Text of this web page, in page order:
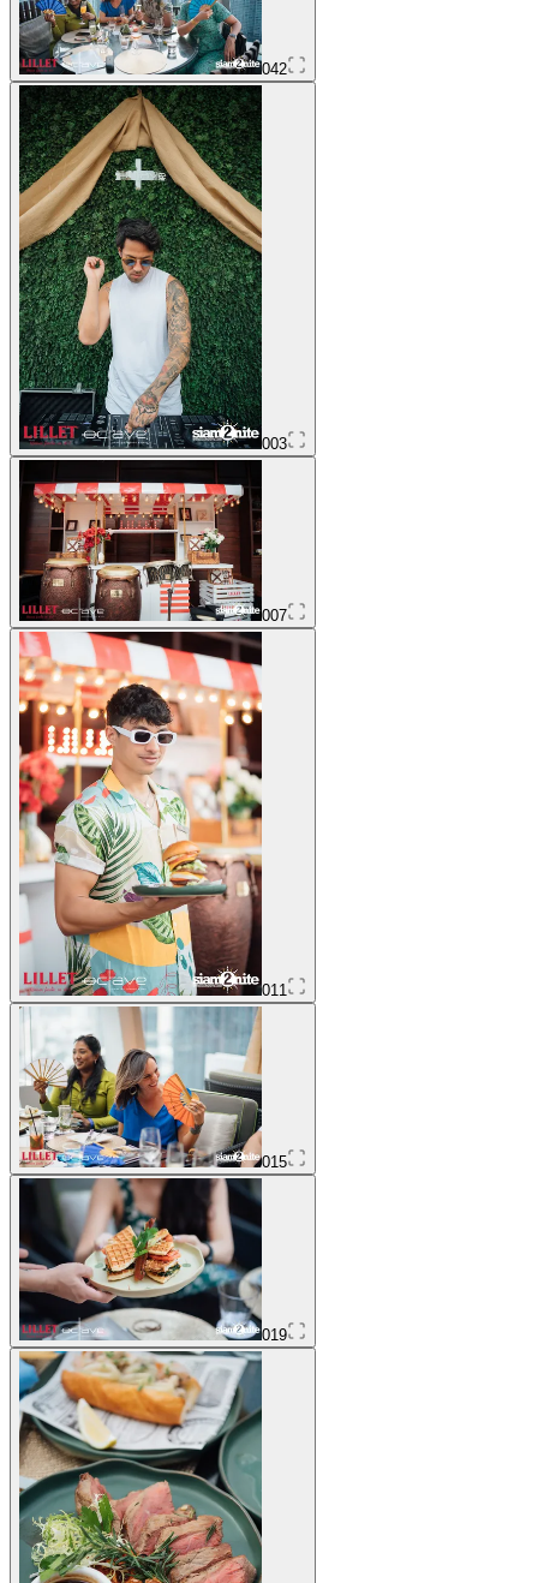
042
003
007
011
015
019